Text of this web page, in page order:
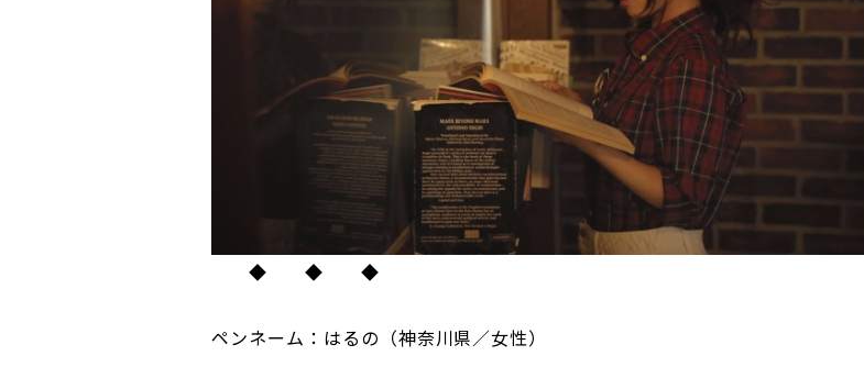
◆ ◆ ◆
ペンネーム：はるの（神奈川県／女性）